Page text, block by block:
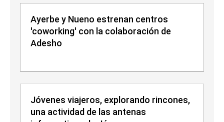
Ayerbe y Nueno estrenan centros
'coworking' con la colaboración de
Adesho
Jóvenes viajeros, explorando rincones,
una actividad de las antenas